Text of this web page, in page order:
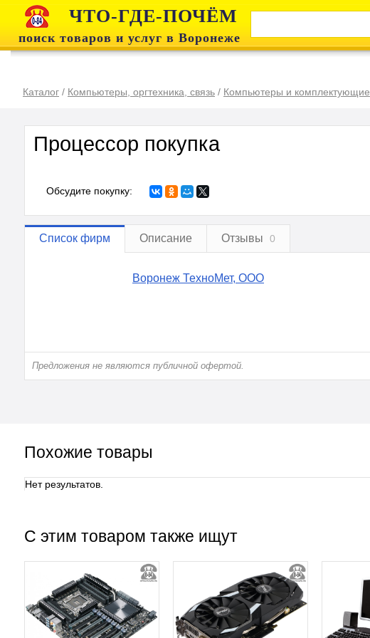
ЧТО-ГДЕ-ПОЧЁМ
поиск товаров и услуг в Воронеже
Каталог / Компьютеры, оргтехника, связь / Компьютеры и комплектующие
Процессор покупка
Обсудите покупку:
Список фирм Описание Отзывы 0
Воронеж ТехноМет, ООО
Предложения не являются публичной офертой.
Похожие товары
Нет результатов.
С этим товаром также ищут